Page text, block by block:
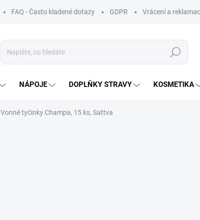
FAQ - Často kladené dotazy GDPR Vrácení a
Hledat
NÁPOJE DOPLŇKY STRAVY KOSMETIKA
Vonné tyčinky Champa, 15 ks, Sattva